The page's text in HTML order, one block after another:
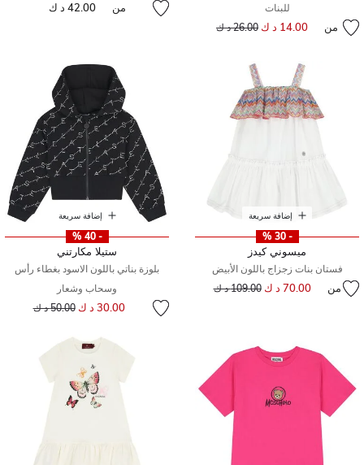
للبنات
من 14.00 د ك سعر مخفض من
26.00 د ك
من 42.00 د ك
إضافة سريعة
- 30 %
ميسوني كيدز
فستان بنات زجزاج باللون الأبيض
من 70.00 د ك سعر مخفض من
109.00 د ك
إضافة سريعة
- 40 %
ستيلا مكارتني
بلوزة بناتي باللون الاسود بغطاء رأس
وسحاب وشعار
30.00 د ك سعر مخفض من
50.00 د ك إلى